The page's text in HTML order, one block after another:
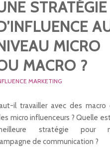
STRATÉGIE
MICRO
MACRO ?
MARKETING
il travailler avec des macro
micro influenceurs ? Quelle
stratégie pour
de communication ?